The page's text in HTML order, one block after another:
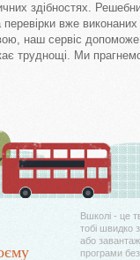
здібностях.
перевірки вже
наш сервіс
труднощі. Ми
Вшколі - це
тобі швидко
або
програми